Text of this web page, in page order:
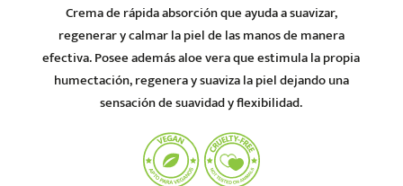
Crema de rápida absorción que ayuda a suavizar,
regenerar y calmar la piel de las manos de manera
efectiva. Posee además aloe vera que estimula la propia
humectación, regenera y suaviza la piel dejando una
sensación de suavidad y flexibilidad.